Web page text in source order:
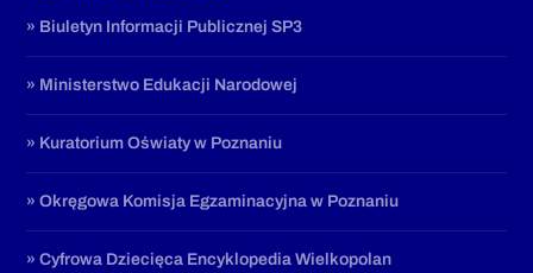
» Biuletyn Informacji Publicznej SP3
» Ministerstwo Edukacji Narodowej
» Kuratorium Oświaty w Poznaniu
» Okręgowa Komisja Egzaminacyjna w Poznaniu
» Cyfrowa Dziecięca Encyklopedia Wielkopolan